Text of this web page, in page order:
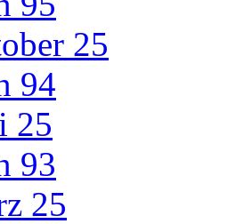
25
94
25
93
25